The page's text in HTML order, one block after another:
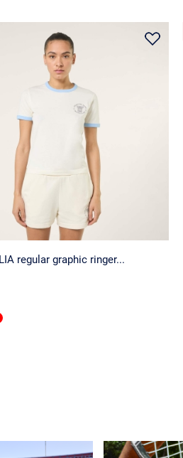
regular graphic ringer...